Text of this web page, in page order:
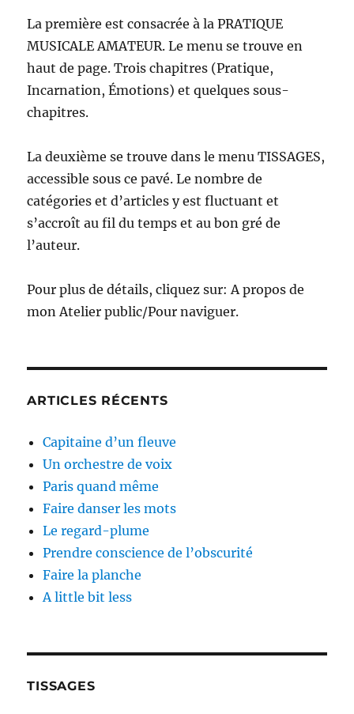
La première est consacrée à la PRATIQUE
MUSICALE AMATEUR. Le menu se trouve en
haut de page. Trois chapitres (Pratique,
Incarnation, Émotions) et quelques sous-
chapitres.
La deuxième se trouve dans le menu TISSAGES,
accessible sous ce pavé. Le nombre de
catégories et d’articles y est fluctuant et
s’accroît au fil du temps et au bon gré de
l’auteur.
Pour plus de détails, cliquez sur: A propos de
mon Atelier public/Pour naviguer.
ARTICLES RÉCENTS
Capitaine d’un fleuve
Un orchestre de voix
Paris quand même
Faire danser les mots
Le regard-plume
Prendre conscience de l’obscurité
Faire la planche
A little bit less
TISSAGES